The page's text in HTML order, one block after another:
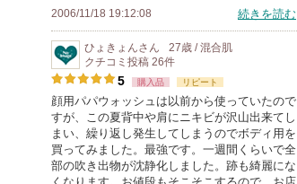
て
い
ま
す
に
お
気
に
入
り
登
2006/11/18 19:12:08 続きを読む
ひょきょんさん
27歳 / 混合肌
クチコミ投稿 26件
5 購入品 リピート
顔用パパウォッシュは以前から使っていたので
すが、この夏背中や肩にニキビが沢山出来てし
まい、繰り返し発生してしまうのでボディ用を
買ってみました。最強です。一週間くらいで全
部の吹き出物が沈静化しました。跡も綺麗にな